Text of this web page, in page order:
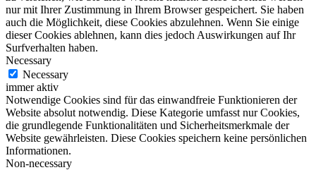
nur mit Ihrer Zustimmung in Ihrem Browser gespeichert. Sie haben
auch die Möglichkeit, diese Cookies abzulehnen. Wenn Sie einige
dieser Cookies ablehnen, kann dies jedoch Auswirkungen auf Ihr
Surfverhalten haben.
Necessary
Necessary
immer aktiv
Notwendige Cookies sind für das einwandfreie Funktionieren der
Website absolut notwendig. Diese Kategorie umfasst nur Cookies,
die grundlegende Funktionalitäten und Sicherheitsmerkmale der
Website gewährleisten. Diese Cookies speichern keine persönlichen
Informationen.
Non-necessary